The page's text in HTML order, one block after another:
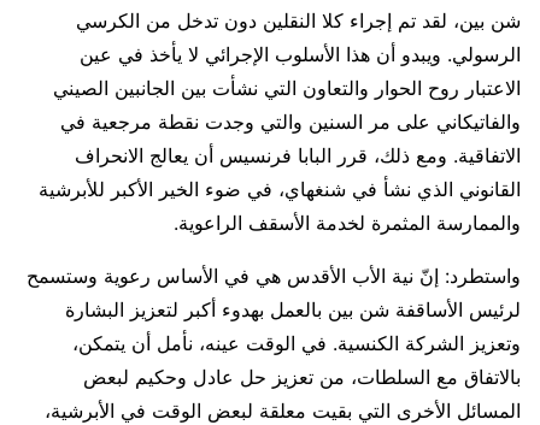
شن بين، لقد تم إجراء كلا النقلين دون تدخل من الكرسي
الرسولي. ويبدو أن هذا الأسلوب الإجرائي لا يأخذ في عين
الاعتبار روح الحوار والتعاون التي نشأت بين الجانبين الصيني
والفاتيكاني على مر السنين والتي وجدت نقطة مرجعية في
الاتفاقية. ومع ذلك، قرر البابا فرنسيس أن يعالج الانحراف
القانوني الذي نشأ في شنغهاي، في ضوء الخير الأكبر للأبرشية
والممارسة المثمرة لخدمة الأسقف الراعوية.
واستطرد: إنّ نية الأب الأقدس هي في الأساس رعوية وستسمح
لرئيس الأساقفة شن بين بالعمل بهدوء أكبر لتعزيز البشارة
وتعزيز الشركة الكنسية. في الوقت عينه، نأمل أن يتمكن،
بالاتفاق مع السلطات، من تعزيز حل عادل وحكيم لبعض
المسائل الأخرى التي بقيت معلقة لبعض الوقت في الأبرشية،